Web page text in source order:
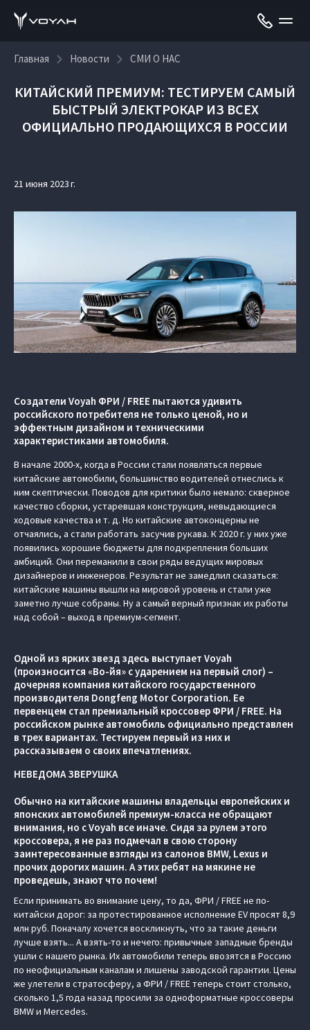
Главная Новости СМИ О НАС
КИТАЙСКИЙ ПРЕМИУМ: ТЕСТИРУЕМ САМЫЙ
БЫСТРЫЙ ЭЛЕКТРОКАР ИЗ ВСЕХ
ОФИЦИАЛЬНО ПРОДАЮЩИХСЯ В РОССИИ
21 июня 2023 г.
Создатели Voyah ФРИ / FREE пытаются удивить
российского потребителя не только ценой, но и
эффектным дизайном и техническими
характеристиками автомобиля.
В начале 2000-х, когда в России стали появляться первые
китайские автомобили, большинство водителей отнеслись к
ним скептически. Поводов для критики было немало: скверное
качество сборки, устаревшая конструкция, невыдающиеся
ходовые качества и т. д. Но китайские автоконцерны не
отчаялись, а стали работать засучив рукава. К 2020 г. у них уже
появились хорошие бюджеты для подкрепления больших
амбиций. Они переманили в свои ряды ведущих мировых
дизайнеров и инженеров. Результат не замедлил сказаться:
китайские машины вышли на мировой уровень и стали уже
заметно лучше собраны. Ну а самый верный признак их работы
над собой – выход в премиум-сегмент.
Одной из ярких звезд здесь выступает Voyah
(произносится «Во-йя» с ударением на первый слог) –
дочерняя компания китайского государственного
производителя Dongfeng Motor Corporation. Ее
первенцем стал премиальный кроссовер ФРИ / FREE. На
российском рынке автомобиль официально представлен
в трех вариантах. Тестируем первый из них и
рассказываем о своих впечатлениях.
НЕВЕДОМА ЗВЕРУШКА
Обычно на китайские машины владельцы европейских и
японских автомобилей премиум-класса не обращают
внимания, но с Voyah все иначе. Сидя за рулем этого
кроссовера, я не раз подмечал в свою сторону
заинтересованные взгляды из салонов BMW, Lexus и
прочих дорогих машин. А этих ребят на мякине не
проведешь, знают что почем!
Если принимать во внимание цену, то да, ФРИ / FREE не по-
китайски дорог: за протестированное исполнение EV просят 8,9
млн руб. Поначалу хочется воскликнуть, что за такие деньги
лучше взять... А взять-то и нечего: привычные западные бренды
ушли с нашего рынка. Их автомобили теперь ввозятся в Россию
по неофициальным каналам и лишены заводской гарантии. Цены
же улетели в стратосферу, а ФРИ / FREE теперь стоит столько,
сколько 1,5 года назад просили за одноформатные кроссоверы
BMW и Mercedes.